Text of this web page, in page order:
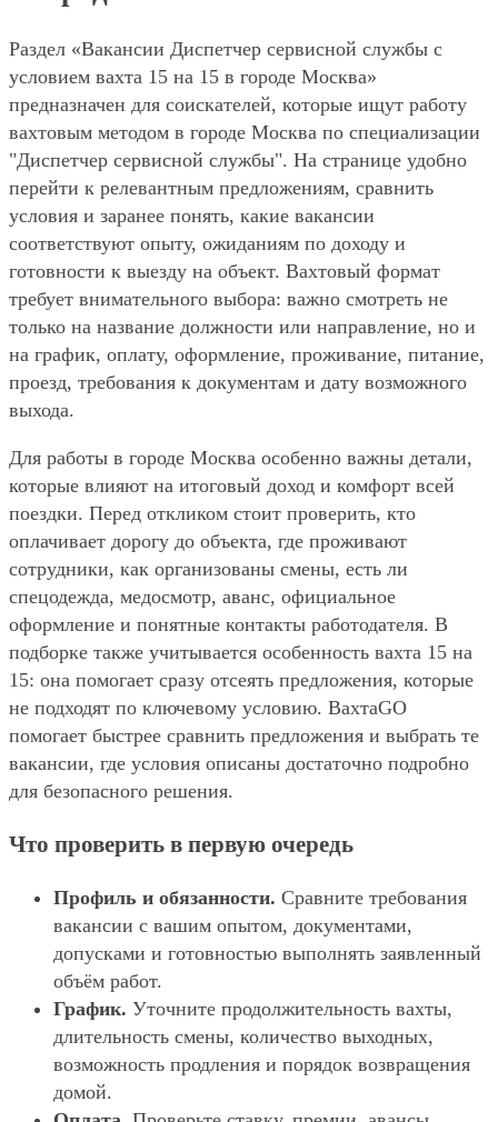
Раздел «Вакансии Диспетчер сервисной службы с
условием вахта 15 на 15 в городе Москва»
предназначен для соискателей, которые ищут работу
вахтовым методом в городе Москва по специализации
"Диспетчер сервисной службы". На странице удобно
перейти к релевантным предложениям, сравнить
условия и заранее понять, какие вакансии
соответствуют опыту, ожиданиям по доходу и
готовности к выезду на объект. Вахтовый формат
требует внимательного выбора: важно смотреть не
только на название должности или направление, но и
на график, оплату, оформление, проживание, питание,
проезд, требования к документам и дату возможного
выхода.
Для работы в городе Москва особенно важны детали,
которые влияют на итоговый доход и комфорт всей
поездки. Перед откликом стоит проверить, кто
оплачивает дорогу до объекта, где проживают
сотрудники, как организованы смены, есть ли
спецодежда, медосмотр, аванс, официальное
оформление и понятные контакты работодателя. В
подборке также учитывается особенность вахта 15 на
15: она помогает сразу отсеять предложения, которые
не подходят по ключевому условию. ВахтаGO
помогает быстрее сравнить предложения и выбрать те
вакансии, где условия описаны достаточно подробно
для безопасного решения.
Что проверить в первую очередь
Профиль и обязанности. Сравните требования
вакансии с вашим опытом, документами,
допусками и готовностью выполнять заявленный
объём работ.
График. Уточните продолжительность вахты,
длительность смены, количество выходных,
возможность продления и порядок возвращения
домой.